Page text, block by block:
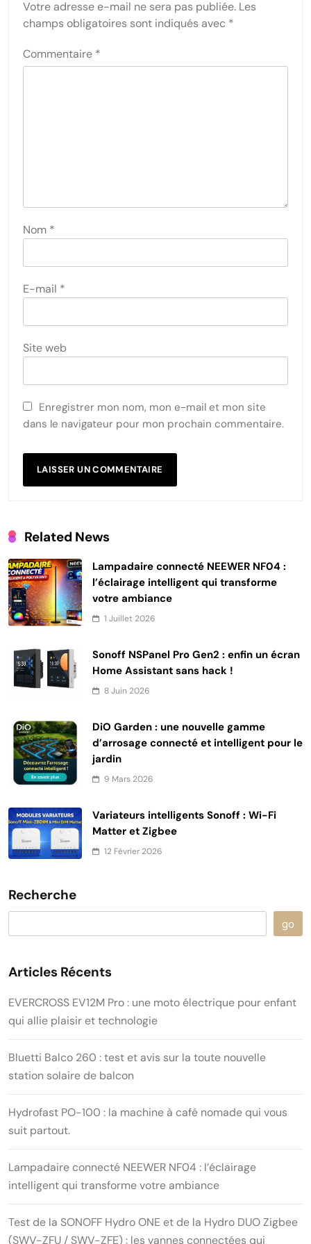
Votre adresse e-mail ne sera pas publiée. Les
champs obligatoires sont indiqués avec *
Commentaire *
Nom *
E-mail *
Site web
Enregistrer mon nom, mon e-mail et mon site
dans le navigateur pour mon prochain commentaire.
Related News
Lampadaire connecté NEEWER NF04 :
l’éclairage intelligent qui transforme
votre ambiance
1 Juillet 2026
Sonoff NSPanel Pro Gen2 : enfin un écran
Home Assistant sans hack !
8 Juin 2026
DiO Garden : une nouvelle gamme
d’arrosage connecté et intelligent pour le
jardin
9 Mars 2026
Variateurs intelligents Sonoff : Wi-Fi
Matter et Zigbee
12 Février 2026
Recherche
go
Articles Récents
EVERCROSS EV12M Pro : une moto électrique pour enfant
qui allie plaisir et technologie
Bluetti Balco 260 : test et avis sur la toute nouvelle
station solaire de balcon
Hydrofast PO-100 : la machine à café nomade qui vous
suit partout.
Lampadaire connecté NEEWER NF04 : l’éclairage
intelligent qui transforme votre ambiance
Test de la SONOFF Hydro ONE et de la Hydro DUO Zigbee
(SWV-ZFU / SWV-ZFE) : les vannes connectées qui